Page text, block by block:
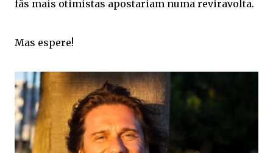
fãs mais otimistas apostariam numa reviravolta.
Mas espere!